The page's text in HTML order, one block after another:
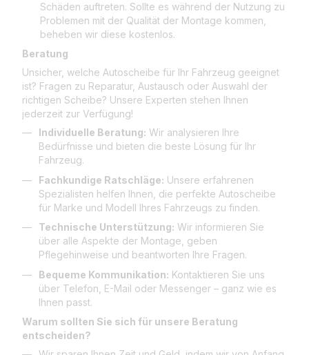
Schäden auftreten. Sollte es während der Nutzung zu
Problemen mit der Qualität der Montage kommen,
beheben wir diese kostenlos.
Beratung
Unsicher, welche Autoscheibe für Ihr Fahrzeug geeignet
ist? Fragen zu Reparatur, Austausch oder Auswahl der
richtigen Scheibe? Unsere Experten stehen Ihnen
jederzeit zur Verfügung!
Individuelle Beratung: Wir analysieren Ihre
Bedürfnisse und bieten die beste Lösung für Ihr
Fahrzeug.
Fachkundige Ratschläge: Unsere erfahrenen
Spezialisten helfen Ihnen, die perfekte Autoscheibe
für Marke und Modell Ihres Fahrzeugs zu finden.
Technische Unterstützung: Wir informieren Sie
über alle Aspekte der Montage, geben
Pflegehinweise und beantworten Ihre Fragen.
Bequeme Kommunikation: Kontaktieren Sie uns
über Telefon, E-Mail oder Messenger – ganz wie es
Ihnen passt.
Warum sollten Sie sich für unsere Beratung
entscheiden?